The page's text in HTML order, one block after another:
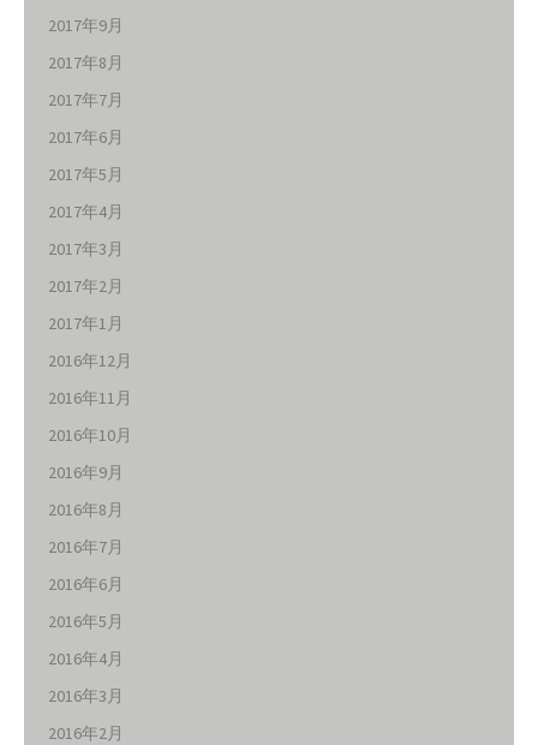
2017年9月
2017年8月
2017年7月
2017年6月
2017年5月
2017年4月
2017年3月
2017年2月
2017年1月
2016年12月
2016年11月
2016年10月
2016年9月
2016年8月
2016年7月
2016年6月
2016年5月
2016年4月
2016年3月
2016年2月